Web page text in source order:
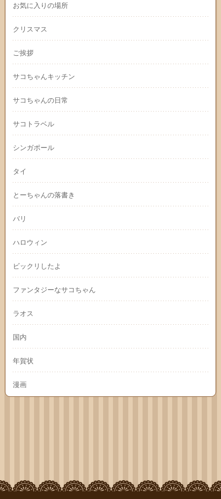
お気に入りの場所
クリスマス
ご挨拶
サコちゃんキッチン
サコちゃんの日常
サコトラベル
シンガポール
タイ
とーちゃんの落書き
バリ
ハロウィン
ビックリしたよ
ファンタジーなサコちゃん
ラオス
国内
年賀状
漫画